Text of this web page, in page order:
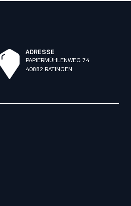
ADRESSE
PAPIERMÜHLENWEG 74
40882 RATINGEN